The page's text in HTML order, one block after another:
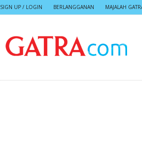
SIGN UP / LOGIN BERLANGGANAN MAJALAH